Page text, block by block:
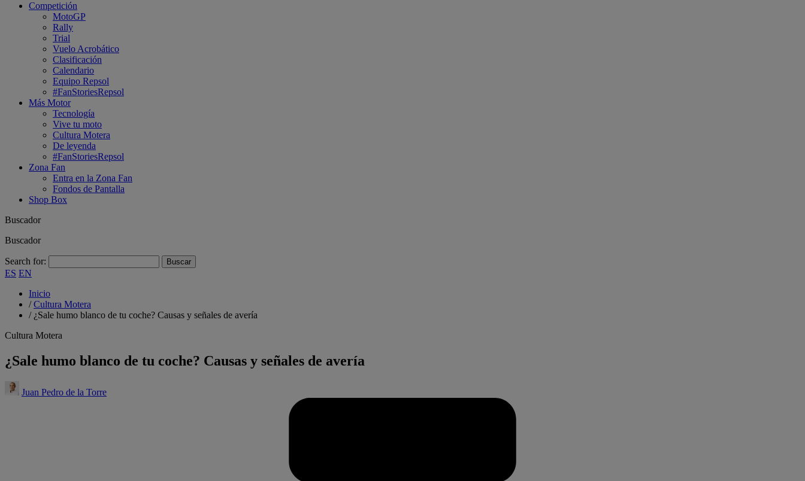
Competición
MotoGP
Rally
Trial
Vuelo Acrobático
Clasificación
Calendario
Equipo Repsol
#FanStoriesRepsol
Más Motor
Tecnología
Vive tu moto
Cultura Motera
De leyenda
#FanStoriesRepsol
Zona Fan
Entra en la Zona Fan
Fondos de Pantalla
Shop Box
Buscador
Buscador
Search for:
ES EN
Inicio
/Cultura Motera
/ ¿Sale humo blanco de tu coche? Causas y señales de avería
Cultura Motera
¿Sale humo blanco de tu coche? Causas y señales de avería
Juan Pedro de la Torre